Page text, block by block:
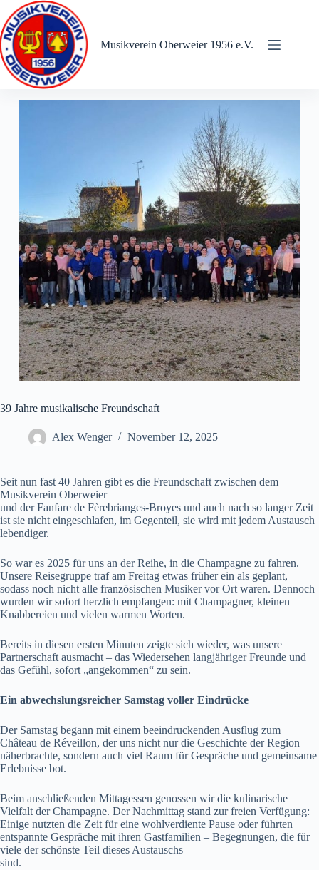
Zum
Inhalt
springen
Musikverein Oberweier 1956 e.V.
39 Jahre musikalische Freundschaft
Alex Wenger November 12, 2025
Seit nun fast 40 Jahren gibt es die Freundschaft zwischen dem
Musikverein Oberweier
und der Fanfare de Fèrebrianges-Broyes und auch nach so langer Zeit
ist sie nicht eingeschlafen, im Gegenteil, sie wird mit jedem Austausch
lebendiger.
So war es 2025 für uns an der Reihe, in die Champagne zu fahren.
Unsere Reisegruppe traf am Freitag etwas früher ein als geplant,
sodass noch nicht alle französischen Musiker vor Ort waren. Dennoch
wurden wir sofort herzlich empfangen: mit Champagner, kleinen
Knabbereien und vielen warmen Worten.
Bereits in diesen ersten Minuten zeigte sich wieder, was unsere
Partnerschaft ausmacht – das Wiedersehen langjähriger Freunde und
das Gefühl, sofort „angekommen“ zu sein.
Ein abwechslungsreicher Samstag voller Eindrücke
Der Samstag begann mit einem beeindruckenden Ausflug zum
Château de Réveillon, der uns nicht nur die Geschichte der Region
näherbrachte, sondern auch viel Raum für Gespräche und gemeinsame
Erlebnisse bot.
Beim anschließenden Mittagessen genossen wir die kulinarische
Vielfalt der Champagne. Der Nachmittag stand zur freien Verfügung:
Einige nutzten die Zeit für eine wohlverdiente Pause oder führten
entspannte Gespräche mit ihren Gastfamilien – Begegnungen, die für
viele der schönste Teil dieses Austauschs
sind.